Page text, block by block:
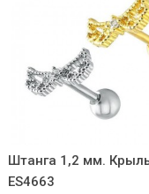
Штанга 1,2 мм.
ES4663